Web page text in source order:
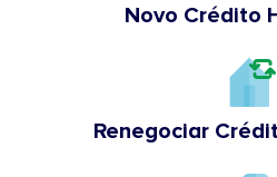
Novo Crédito
Renegociar